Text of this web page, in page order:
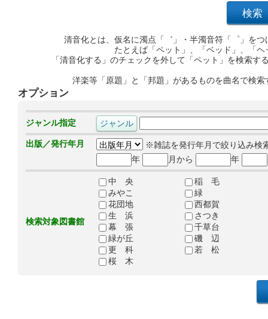
清音化とは、仮名に濁点「゛」・半濁音符「゜」を
たとえば「ペット」、「ベッド」、「
「清音化する」のチェックを外して「ペット」を検索
洋楽等「原題」と「邦題」があるものを曲名で検
オプション
ジャンル指定
出版／発行年月
※雑誌を発行年月で絞り込み検
年
月から 年
検索対象図書館
中 央
稲 毛
みやこ
緑
花団地
西都賀
生 浜
さつき
幕 張
千草台
緑が丘
磯 辺
更 科
若 松
桜 木